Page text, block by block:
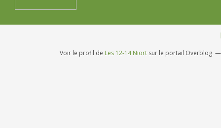
Voir le profil de Les 12-14 Niort sur le portail Overblog